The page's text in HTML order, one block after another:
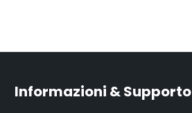
Informazioni & Supporto